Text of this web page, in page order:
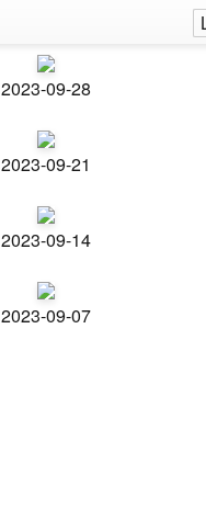
2023-09-28
2023-09-21
2023-09-14
2023-09-07